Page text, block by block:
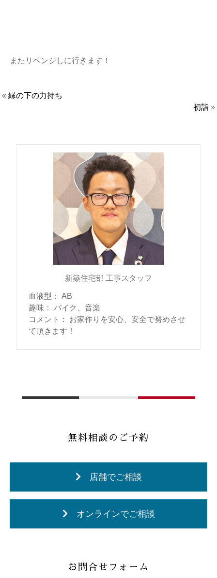
またリベンジしに行きます！
«縁の下の力持ち
初詣 »
新築住宅部 工事スタッフ
血液型 ：
AB
趣味 ：
バイク、音楽
コメント
：
お家作りを安心、安全で努めさせ
て頂きます！
無料相談のご予約
店舗でご相談
オンラインでご相談
お問合せフォーム